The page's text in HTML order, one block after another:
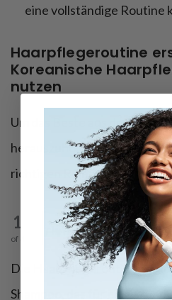
eine vollständige Routine
Haarpflegeroutine
Koreanische
nutzen
Um das Beste aus der
herauszuholen, ist es
richtigen Reihenfolge und
1
of 4 Tiefenreinigung
Die Haarpflegeroutine
Shampoo, das für eine